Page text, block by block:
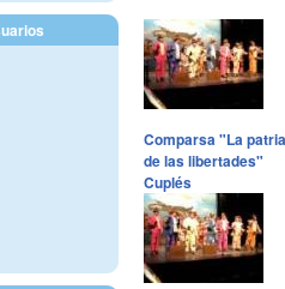
Comparsa "La patria
de las libertades"
Cuplés